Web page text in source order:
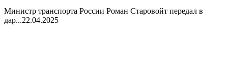
Министр транспорта России Роман Старовойт передал в
дар...22.04.2025